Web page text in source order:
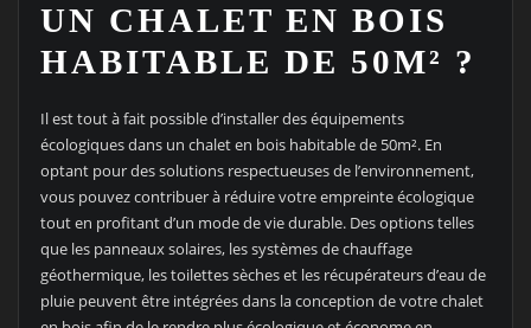
UN CHALET EN BOIS
HABITABLE DE 50M² ?
Il est tout à fait possible d’installer des équipements
écologiques dans un chalet en bois habitable de 50m². En
optant pour des solutions respectueuses de l’environnement,
vous pouvez contribuer à réduire votre empreinte écologique
tout en profitant d’un mode de vie durable. Des options telles
que les panneaux solaires, les systèmes de chauffage
géothermique, les toilettes sèches et les récupérateurs d’eau de
pluie peuvent être intégrées dans la conception de votre chalet